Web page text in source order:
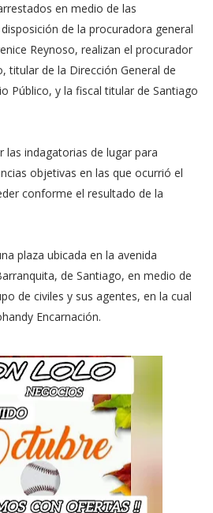
en medio de las
de la procuradora general
Reynoso, realizan el procurador
titular de la Dirección General de
Público, y la fiscal titular de Santiago
las indagatorias de lugar para
objetivas en las que ocurrió el
conforme el resultado de la
plaza ubicada en la avenida
de Santiago, en medio de
de civiles y sus agentes, en la cual
Encarnación.